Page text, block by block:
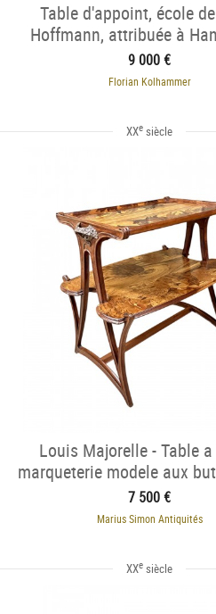
Table d'appoint, école
Hoffmann, attribuée à
9 000 €
Florian Kolhammer
XXe siècle
Louis Majorelle - Table
marqueterie modele aux
nouveau
7 500 €
Marius Simon Antiquités
XXe siècle